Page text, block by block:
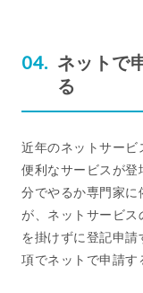
ネットで
る
近年のネットサービ
便利なサービスが登
分でやるか専門家に
が、ネットサービ
を掛けずに登記申
項でネットで申請す